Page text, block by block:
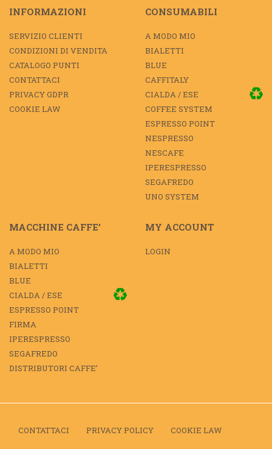
INFORMAZIONI
SERVIZIO CLIENTI
CONDIZIONI DI VENDITA
CATALOGO PUNTI
CONTATTACI
PRIVACY GDPR
COOKIE LAW
CONSUMABILI
A MODO MIO
BIALETTI
BLUE
CAFFITALY
CIALDA / ESE
COFFEE SYSTEM
ESPRESSO POINT
NESPRESSO
NESCAFE
IPERESPRESSO
SEGAFREDO
UNO SYSTEM
MACCHINE CAFFE’
A MODO MIO
BIALETTI
BLUE
CIALDA / ESE
ESPRESSO POINT
FIRMA
IPERESPRESSO
SEGAFREDO
DISTRIBUTORI CAFFE’
MY ACCOUNT
LOGIN
CONTATTACI PRIVACY POLICY COOKIE LAW